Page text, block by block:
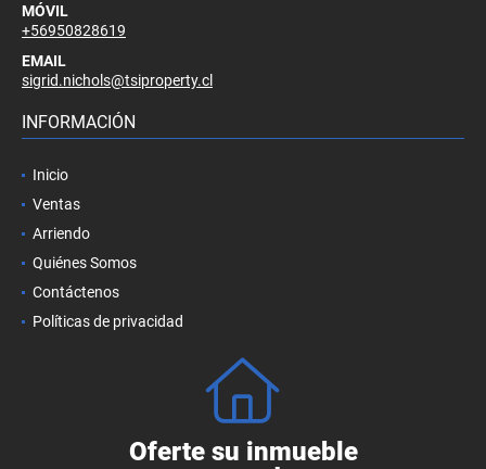
MÓVIL
+56950828619
EMAIL
sigrid.nichols@tsiproperty.cl
INFORMACIÓN
Inicio
Ventas
Arriendo
Quiénes Somos
Contáctenos
Políticas de privacidad
Oferte su inmueble